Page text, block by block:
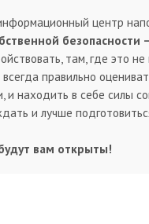
центр
там, где это
правильно
и находить в себе силы
и лучше
вам открыты!